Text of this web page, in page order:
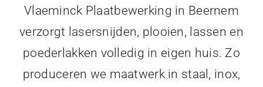
Vlaeminck Plaatbewerking in Beernem
verzorgt lasersnijden, plooien, lassen en
poederlakken volledig in eigen huis. Zo
produceren we maatwerk in staal, inox,